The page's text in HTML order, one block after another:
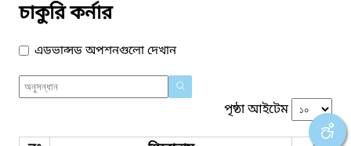
চাকুরি কর্নার
এডভান্সড অপশনগুলো দেখান
পৃষ্ঠা আইটেম